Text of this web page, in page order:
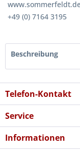
+49 (0) 7164 3195
Beschreibung
Telefon-Kontakt
Service
Informationen